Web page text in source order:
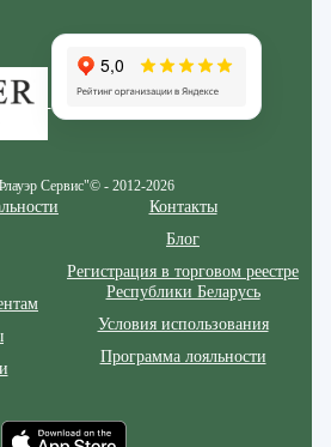
Сервис"© - 2012-2026
Контакты
Блог
Регистрация в торговом реестре
Республики Беларусь
Условия использования
Программа лояльности